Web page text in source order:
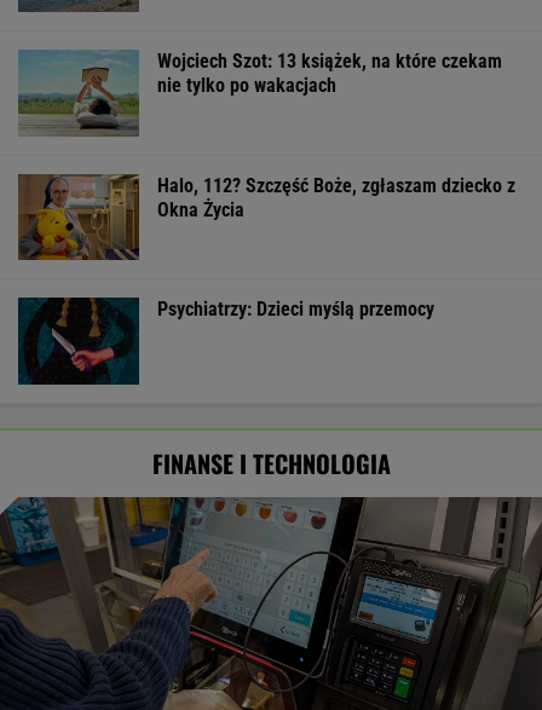
Wojciech Szot: 13 książek, na które czekam
nie tylko po wakacjach
Halo, 112? Szczęść Boże, zgłaszam dziecko z
Okna Życia
Psychiatrzy: Dzieci myślą przemocy
FINANSE I TECHNOLOGIA